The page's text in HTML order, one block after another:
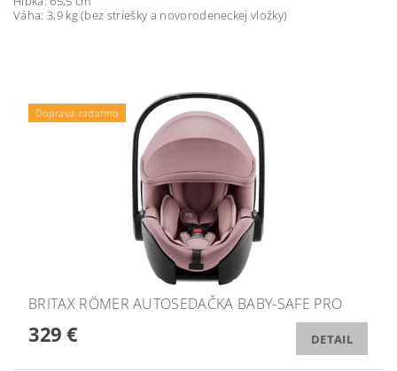
Váha: 3,9 kg (bez striešky a novorodeneckej vložky)
Doprava zadarmo
BRITAX RÖMER AUTOSEDAČKA BABY-SAFE PRO
329 € DETAIL